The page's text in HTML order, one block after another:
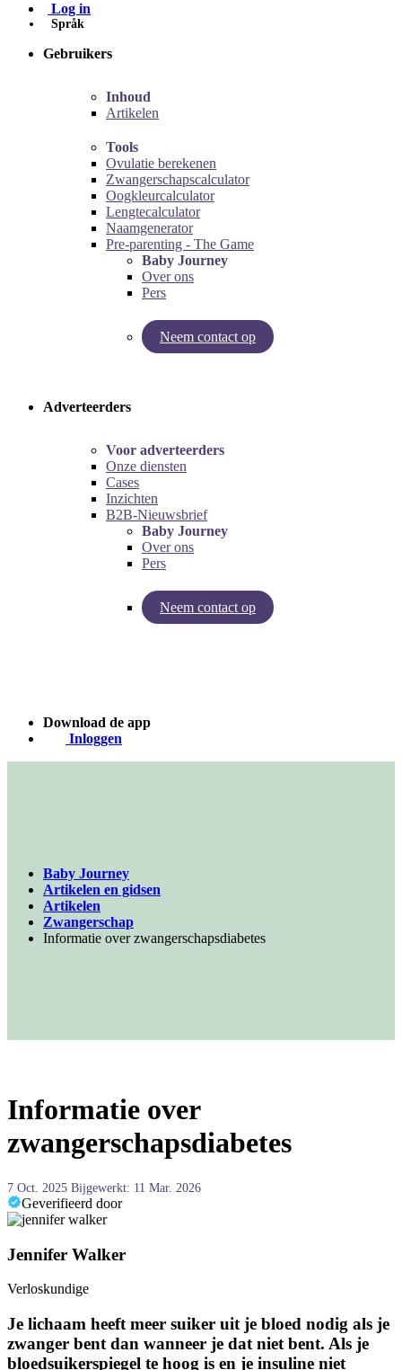
Log in
Språk
Gebruikers
Inhoud
Artikelen
Tools
Ovulatie berekenen
Zwangerschapscalculator
Oogkleurcalculator
Lengtecalculator
Naamgenerator
Pre-parenting - The Game
Baby Journey
Over ons
Pers
Neem contact op
Try our pregnancy calculator!
Adverteerders
Voor adverteerders
Onze diensten
Cases
Inzichten
B2B-Nieuwsbrief
Baby Journey
Over ons
Pers
Neem contact op
Inzichten van Baby Journey
Download de app
Inloggen
Baby Journey
Artikelen en gidsen
Artikelen
Zwangerschap
Informatie over zwangerschapsdiabetes
Informatie over
zwangerschapsdiabetes
7 Oct. 2025 Bijgewerkt: 11 Mar. 2026
Geverifieerd door
Jennifer Walker
Verloskundige
Je lichaam heeft meer suiker uit je bloed nodig als je
zwanger bent dan wanneer je dat niet bent. Als je
bloedsuikerspiegel te hoog is en je insuline niet